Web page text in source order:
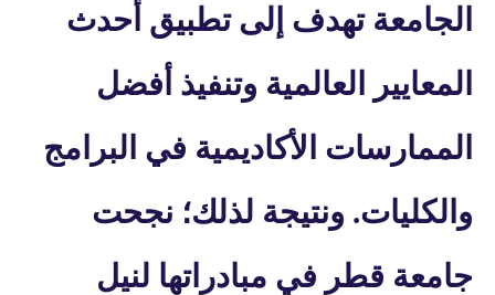
الجامعة تهدف إلى تطبيق أحدث
المعايير العالمية وتنفيذ أفضل
الممارسات الأكاديمية في البرامج
والكليات. ونتيجة لذلك؛ نجحت
جامعة قطر في مبادراتها لنيل